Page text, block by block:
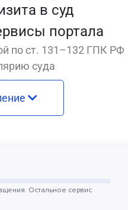
в суд
портала
по ст. 131–132 ГПК РФ
суда
Остальное сервис